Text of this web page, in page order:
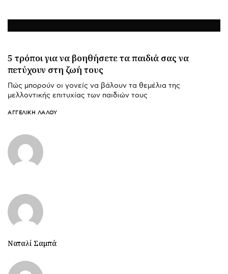
5 τρόποι για να βοηθήσετε τα παιδιά σας να
πετύχουν στη ζωή τους
Πώς μπορούν οι γονείς να βάλουν τα θεμέλια της
μελλοντικής επιτυχίας των παιδιών τους
ΑΓΓΕΛΙΚΉ ΛΆΛΟΥ
Ναταλί Σαμπά